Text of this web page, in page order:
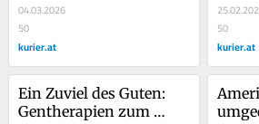
04.03.2026
50
kurier.at
50
kurier.at
Ein Zuviel des Guten:
Gentherapien zum